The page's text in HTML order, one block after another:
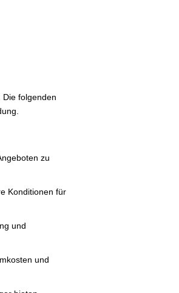
folgenden
zu
Konditionen für
und
und